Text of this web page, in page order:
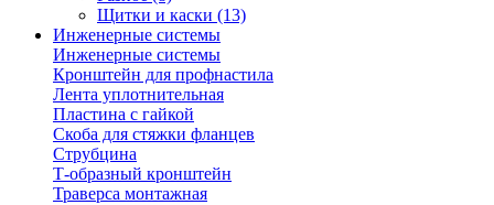
Щитки и каски (13)
Инженерные системы
Инженерные системы
Кронштейн для профнастила
Лента уплотнительная
Пластина с гайкой
Скоба для стяжки фланцев
Струбцина
Т-образный кронштейн
Траверса монтажная